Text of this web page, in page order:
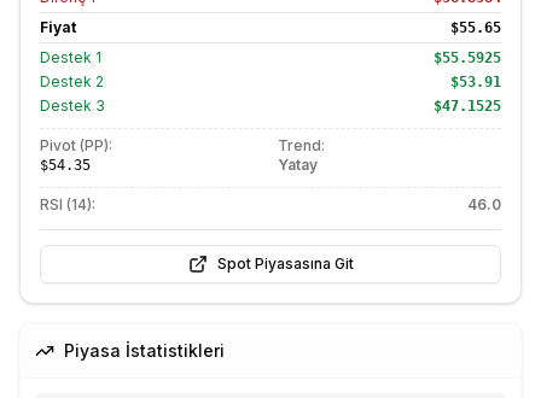
Fiyat $55.65
Destek 1 $55.5925
Destek 2 $53.91
Destek 3 $47.1525
Pivot (PP):
$54.35
Trend:
Yatay
RSI (14): 46.0
Spot Piyasasına Git
Piyasa İstatistikleri